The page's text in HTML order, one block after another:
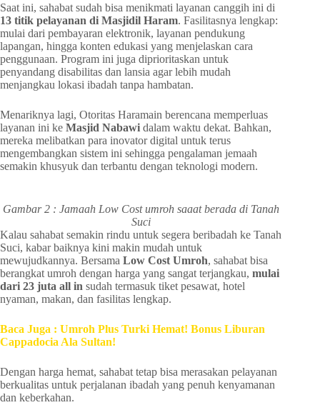
Saat ini, sahabat sudah bisa menikmati layanan canggih ini di
13 titik pelayanan di Masjidil Haram. Fasilitasnya lengkap:
mulai dari pembayaran elektronik, layanan pendukung
lapangan, hingga konten edukasi yang menjelaskan cara
penggunaan. Program ini juga diprioritaskan untuk
penyandang disabilitas dan lansia agar lebih mudah
menjangkau lokasi ibadah tanpa hambatan.
Menariknya lagi, Otoritas Haramain berencana memperluas
layanan ini ke Masjid Nabawi dalam waktu dekat. Bahkan,
mereka melibatkan para inovator digital untuk terus
mengembangkan sistem ini sehingga pengalaman jemaah
semakin khusyuk dan terbantu dengan teknologi modern.
Gambar 2 : Jamaah Low Cost umroh saaat berada di Tanah
Suci
Kalau sahabat semakin rindu untuk segera beribadah ke Tanah
Suci, kabar baiknya kini makin mudah untuk
mewujudkannya. Bersama Low Cost Umroh, sahabat bisa
berangkat umroh dengan harga yang sangat terjangkau, mulai
dari 23 juta all in sudah termasuk tiket pesawat, hotel
nyaman, makan, dan fasilitas lengkap.
Baca Juga : Umroh Plus Turki Hemat! Bonus Liburan
Cappadocia Ala Sultan!
Dengan harga hemat, sahabat tetap bisa merasakan pelayanan
berkualitas untuk perjalanan ibadah yang penuh kenyamanan
dan keberkahan.